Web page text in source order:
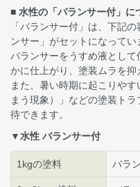
■ 水性の「バランサー付」に
「バランサー付」は、下記
ンサー」がセットになってい
バランサーをうすめ液とし
かに仕上がり、塗装ムラを抑
また、暑い時期に起こりや
まう現象）」などの塗装ト
待できます。
▼水性 バランサー付
1kgの塗料 バラ